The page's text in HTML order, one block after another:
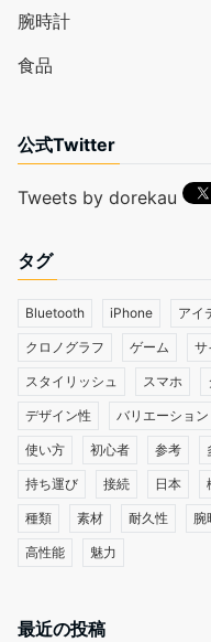
腕時計
食品
公式Twitter
Tweets by dorekau
タグ
Bluetooth iPhone アイ
クロノグラフ ゲーム サ
スタイリッシュ スマホ
デザイン性 バリエーション
使い方 初心者 参考
持ち運び 接続 日本
種類 素材 耐久性 腕
高性能 魅力
最近の投稿